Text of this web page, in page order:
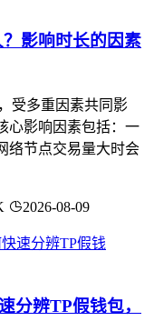
影响时长的因素
受多重因素共同影
心影响因素包括：一
络节点交易量大时会
2026-08-09
分辨TP假钱包，